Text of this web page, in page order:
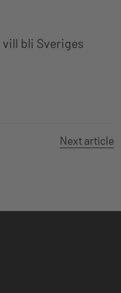
bli Sveriges
Next article